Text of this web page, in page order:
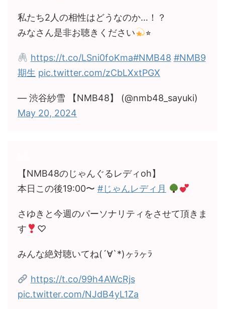
私たち2人の相性はどうなのか…！？
みなさん是非お聴きください
⭐︎
https://t.co/LSni0foKma#NMB48 #NMB9
期生 pic.twitter.com/zCbLXxtPGX
— 渋谷紗雪 【NMB48】 (@nmb48_sayuki)
May 20, 2024
【NMB48のじゃんぐるレディoh】
本日この後19:00〜 #じゃんレディ月
さゆきと今週のパーソナリティをさせて頂きま
す
♡
みんな絶対聴いてね(´∀`*)ヶﾗヶﾗ
https://t.co/99h4AWcRjs
pic.twitter.com/NJdB4yL1Za